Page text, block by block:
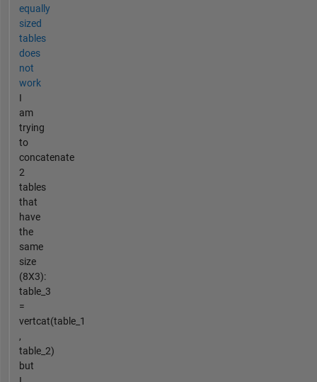
equally
sized
tables
does
not
work
I
am
trying
to
concatenate
2
tables
that
have
the
same
size
(8X3):
table_3
=
vertcat(table_1
,
table_2)
but